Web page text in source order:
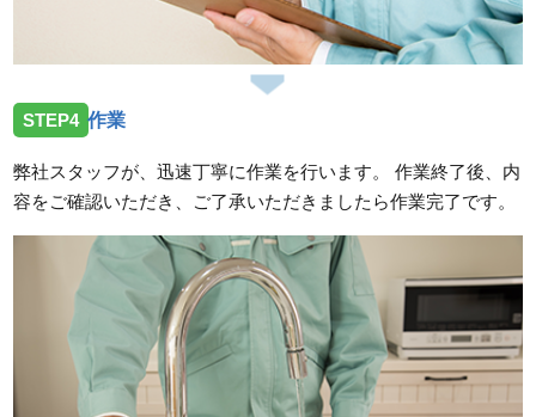
STEP4 作業
弊社スタッフが、迅速丁寧に作業を行います。 作業終了後、内
容をご確認いただき、ご了承いただきましたら作業完了です。